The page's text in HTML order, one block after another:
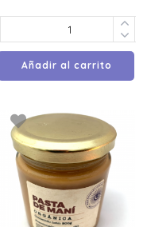
Añadir al carrito